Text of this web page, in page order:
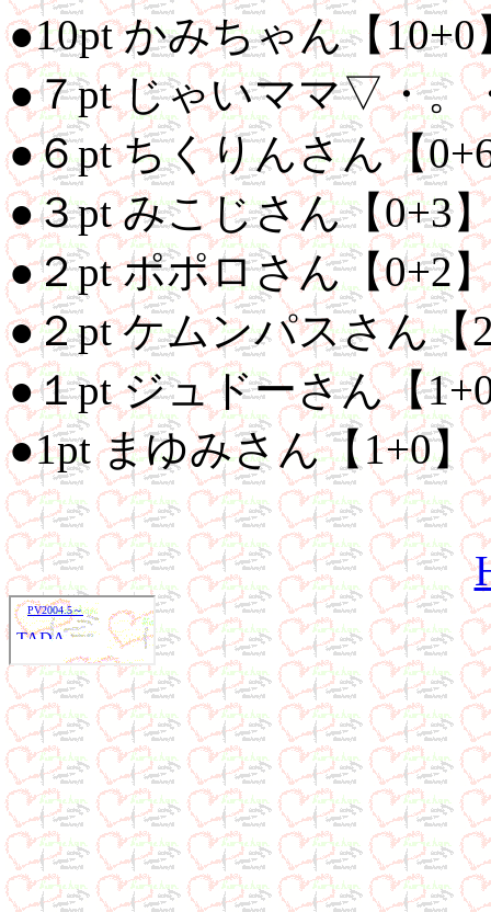
●10pt かみちゃん【10+0
●７pt じゃいママ▽・。
●６pt ちくりんさん【
●３pt みこじさん【0+3
●２pt ポポロさん【0+2
●２pt ケムンパスさん【
●１pt ジュドーさん【
●1pt まゆみさん【1+0】